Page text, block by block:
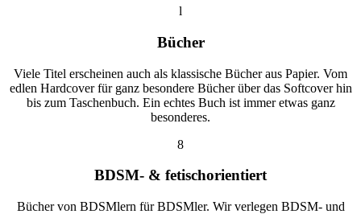
l
Bücher
Viele Titel erscheinen auch als klassische Bücher aus Papier. Vom
edlen Hardcover für ganz besondere Bücher über das Softcover hin
bis zum Taschenbuch. Ein echtes Buch ist immer etwas ganz
besonderes.
8
BDSM- & fetischorientiert
Bücher von BDSMlern für BDSMler. Wir verlegen BDSM- und